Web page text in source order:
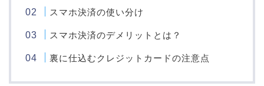
スマホ決済の使い分け
スマホ決済のデメリットとは？
裏に仕込むクレジットカードの注意点